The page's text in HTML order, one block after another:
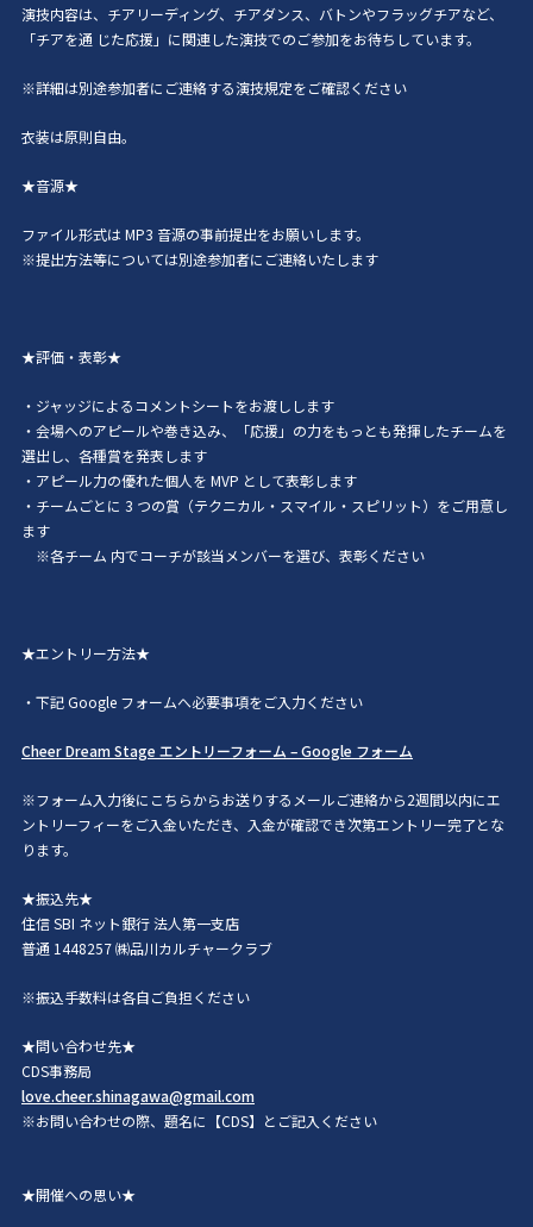
演技内容は、チアリーディング、チアダンス、バトンやフラッグチアなど、
「チアを通 じた応援」に関連した演技でのご参加をお待ちしています。
※詳細は別途参加者にご連絡する演技規定をご確認ください
衣装は原則自由。
★音源★
ファイル形式は MP3 音源の事前提出をお願いします。
※提出方法等については別途参加者にご連絡いたします
★評価・表彰★
・ジャッジによるコメントシートをお渡しします
・会場へのアピールや巻き込み、「応援」の力をもっとも発揮したチームを
選出し、各種賞を発表します
・アピール力の優れた個人を MVP として表彰します
・チームごとに 3 つの賞（テクニカル・スマイル・スピリット）をご用意し
ます
※各チーム 内でコーチが該当メンバーを選び、表彰ください
★エントリー方法★
・下記 Google フォームへ必要事項をご入力ください
Cheer Dream Stage エントリーフォーム – Google フォーム
※フォーム入力後にこちらからお送りするメールご連絡から2週間以内にエ
ントリーフィーをご入金いただき、入金が確認でき次第エントリー完了とな
ります。
★振込先★
住信 SBI ネット銀行 法人第一支店
普通 1448257 ㈱品川カルチャークラブ
※振込手数料は各自ご負担ください
★問い合わせ先★
CDS事務局
love.cheer.shinagawa@gmail.com
※お問い合わせの際、題名に【CDS】とご記入ください
★開催への思い★